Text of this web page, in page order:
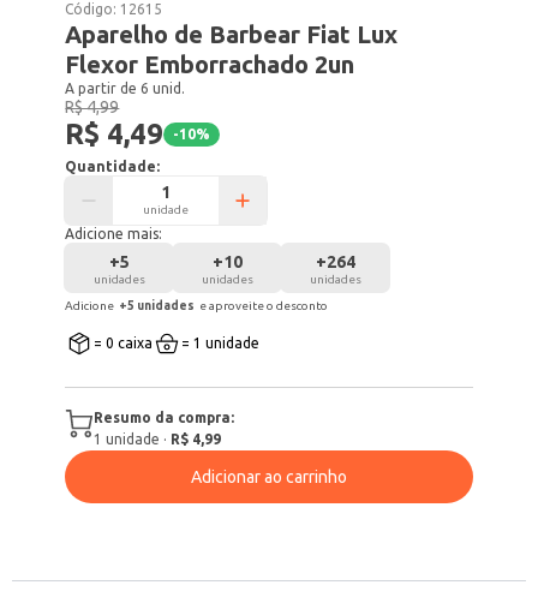
Código: 12615
Aparelho de Barbear Fiat Lux
Flexor Emborrachado 2un
A partir de 6 unid.
R$ 4,99
R$ 4,49 -10%
Quantidade:
unidade
Adicione mais:
+5
unidades
+10
unidades
+264
unidades
Adicione +5 unidades e aproveite o desconto
= 0 caixa = 1 unidade
Resumo da compra:
1 unidade · R$ 4,99
Adicionar ao carrinho